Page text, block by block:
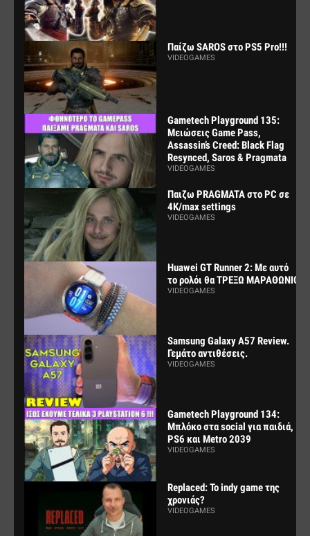
Παίζω SAROS στο PS5 Pro!!!
VIDEOGAMES
Gametech Playground 135:
Μειώσεις Game Pass,
Assassin’s Creed: Black Flag
Resynced, Saros & Pragmata
VIDEOGAMES
Παιζω PRAGMATA στο PC σε
4K/max settings
VIDEOGAMES
Huawei GT Runner 2: Με αυτό
το ρολόι θα ΤΡΕΞΩ ΜΑΡΑΘΩΝΙΟ
VIDEOGAMES
Samsung Galaxy A57 Review.
Γεμάτο αντιθέσεις.
VIDEOGAMES
Gametech Playground 134:
Μπλόκο στα social για παιδιά,
PS6 και Metro 2039
VIDEOGAMES
Replaced: Το indy game της
χρονιάς?
VIDEOGAMES